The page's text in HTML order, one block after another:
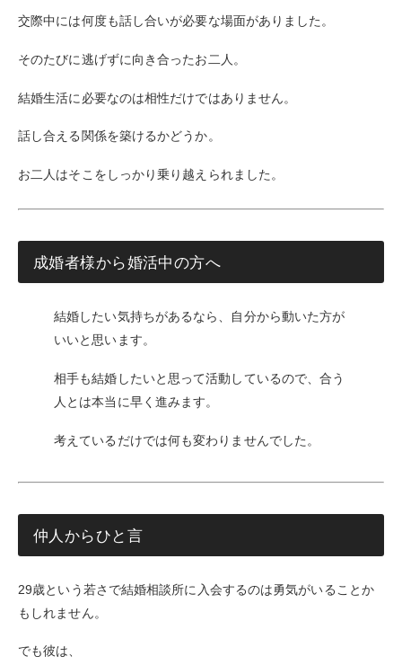
交際中には何度も話し合いが必要な場面がありました。
そのたびに逃げずに向き合ったお二人。
結婚生活に必要なのは相性だけではありません。
話し合える関係を築けるかどうか。
お二人はそこをしっかり乗り越えられました。
成婚者様から婚活中の方へ
結婚したい気持ちがあるなら、自分から動いた方が
いいと思います。
相手も結婚したいと思って活動しているので、合う
人とは本当に早く進みます。
考えているだけでは何も変わりませんでした。
仲人からひと言
29歳という若さで結婚相談所に入会するのは勇気がいることか
もしれません。
でも彼は、